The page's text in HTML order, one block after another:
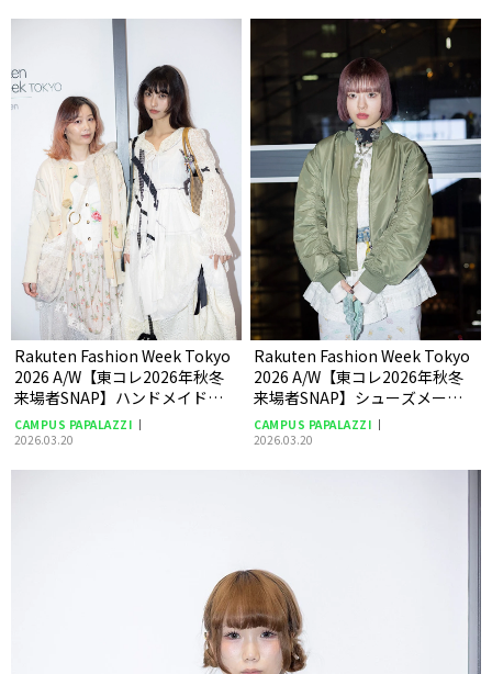
Rakuten Fashion Week Tokyo
2026 A/W【東コレ2026年秋冬
来場者SNAP】ハンドメイド作
家 Milisaさん、モデル YuNaさん
CAMPUS PAPALAZZI
2026.03.20
Rakuten Fashion Week Tokyo
2026 A/W【東コレ2026年秋冬
来場者SNAP】シューズメー
カー社員 アカホリさん
CAMPUS PAPALAZZI
2026.03.20